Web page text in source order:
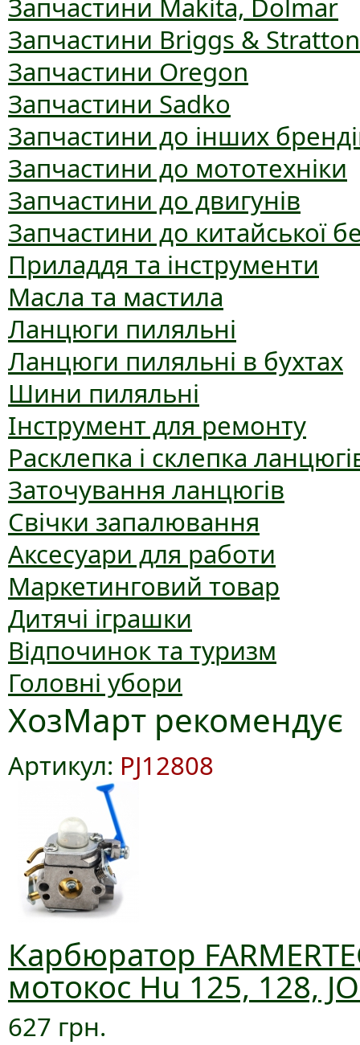
Запчастини Makita, Dolmar
Запчастини Briggs & Stratton
Запчастини Oregon
Запчастини Sadko
Запчастини до інших
Запчастини до мототехніки
Запчастини до двигунів
Запчастини до китайської
Приладдя та інструменти
Масла та мастила
Ланцюги пиляльні
Ланцюги пиляльні в бухтах
Шини пиляльні
Інструмент для ремонту
Расклепка і склепка
Заточування ланцюгів
Свічки запалювання
Аксесуари для работи
Маркетинговий товар
Дитячі іграшки
Відпочинок та туризм
Головні убори
ХозМарт рекомендує
Артикул: PJ12808
Карбюратор
мотокос Hu 125, 128,
627 грн.